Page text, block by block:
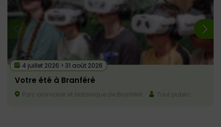
4 juillet 2026 > 31 août 2026
Votre été à Branféré
Parc animalier et botanique de Branféré Tout public